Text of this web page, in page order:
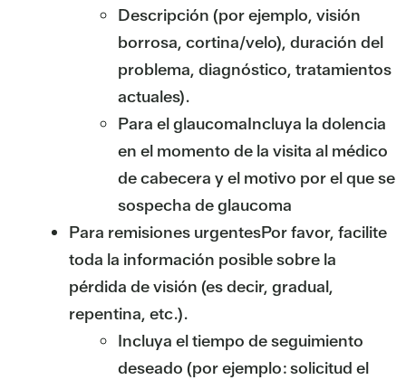
Descripción (por ejemplo, visión
borrosa, cortina/velo), duración del
problema, diagnóstico, tratamientos
actuales).
Para el glaucomaIncluya la dolencia
en el momento de la visita al médico
de cabecera y el motivo por el que se
sospecha de glaucoma
Para remisiones urgentesPor favor, facilite
toda la información posible sobre la
pérdida de visión (es decir, gradual,
repentina, etc.).
Incluya el tiempo de seguimiento
deseado (por ejemplo: solicitud el